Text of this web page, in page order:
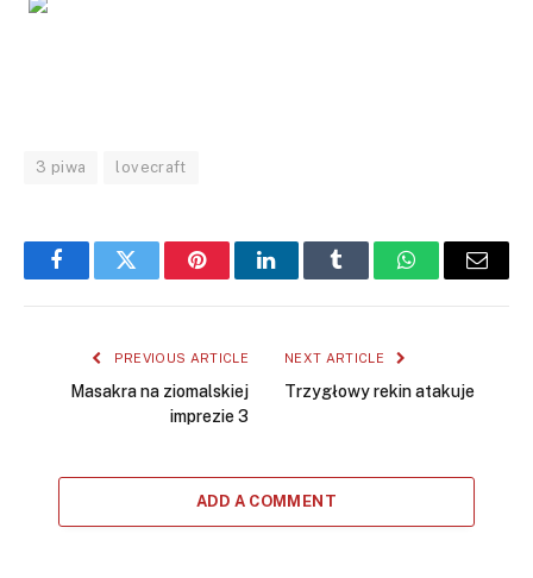
3 piwa lovecraft
FacebookTwitter PinterestLinkedInTumblr WhatsAppEmail
PREVIOUS ARTICLE
Masakra na ziomalskiej
imprezie 3
NEXT ARTICLE
Trzygłowy rekin atakuje
ADD A COMMENT